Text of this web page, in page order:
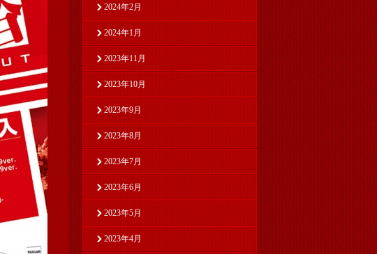
2024年2月
2024年1月
2023年11月
2023年10月
2023年9月
2023年8月
2023年7月
2023年6月
2023年5月
2023年4月